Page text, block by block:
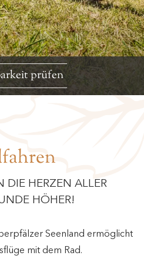
prüfen
DIE HERZEN ALLER
HÖHER!
Seenland ermöglicht
mit dem Rad.